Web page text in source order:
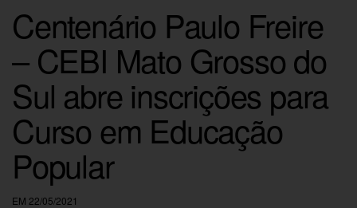
Centenário Paulo Freire
– CEBI Mato Grosso do
Sul abre inscrições para
Curso em Educação
Popular
EM 22/05/2021